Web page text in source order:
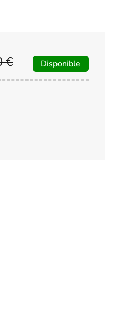
€ Disponible